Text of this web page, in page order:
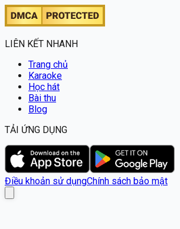
LIÊN KẾT NHANH
Trang chủ
Karaoke
Học hát
Bài thu
Blog
TẢI ỨNG DỤNG
Điều khoản sử dụngChính sách bảo mật